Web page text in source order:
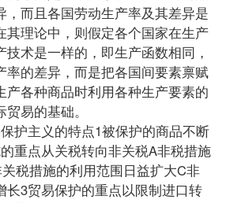
，而且各国劳动生产率及其差异是
其理论中，则假定各个国家在生产
术是一样的，即生产函数相同，
率的差异，而是把各国间要素禀赋
产各种商品时利用各种生产要素的
易的基础。
主义的特点1被保护的商品不断
重点从关税转向非关税A非税措施
税措施的利用范围日益扩大C非
长3贸易保护的重点以限制进口转